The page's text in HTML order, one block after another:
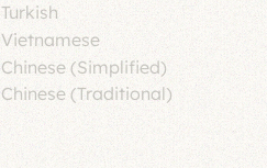
Turkish
Vietnamese
Chinese (Simplified)
Chinese (Traditional)